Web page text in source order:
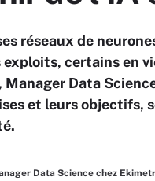
réseaux de
certains en
Manager Data
et leurs objectifs,
Data Science chez